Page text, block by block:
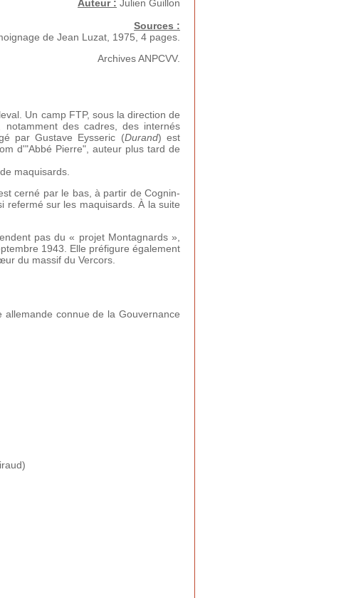
Auteur : Julien Guillon
Sources :
de Jean Luzat, 1975, 4 pages.
Archives ANPCVV.
Un camp FTP, sous la direction de
des cadres, des internés
par Gustave Eysseric (Durand) est
d'"Abbé Pierre", auteur plus tard de
maquisards.
cerné par le bas, à partir de Cognin-
refermé sur les maquisards. À la suite
pas du « projet Montagnards »,
1943. Elle préfigure également
du massif du Vercors.
connue de la Gouvernance